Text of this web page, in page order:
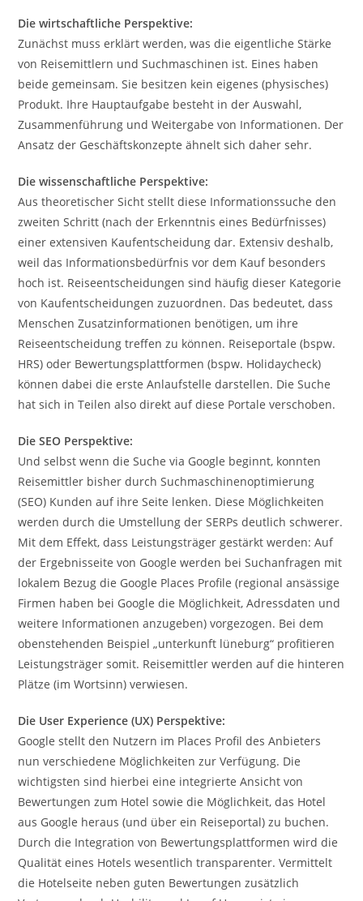
Die wirtschaftliche Perspektive:
Zunächst muss erklärt werden, was die eigentliche Stärke
von Reisemittlern und Suchmaschinen ist. Eines haben
beide gemeinsam. Sie besitzen kein eigenes (physisches)
Produkt. Ihre Hauptaufgabe besteht in der Auswahl,
Zusammenführung und Weitergabe von Informationen. Der
Ansatz der Geschäftskonzepte ähnelt sich daher sehr.
Die wissenschaftliche Perspektive:
Aus theoretischer Sicht stellt diese Informationssuche den
zweiten Schritt (nach der Erkenntnis eines Bedürfnisses)
einer extensiven Kaufentscheidung dar. Extensiv deshalb,
weil das Informationsbedürfnis vor dem Kauf besonders
hoch ist. Reiseentscheidungen sind häufig dieser Kategorie
von Kaufentscheidungen zuzuordnen. Das bedeutet, dass
Menschen Zusatzinformationen benötigen, um ihre
Reiseentscheidung treffen zu können. Reiseportale (bspw.
HRS) oder Bewertungsplattformen (bspw. Holidaycheck)
können dabei die erste Anlaufstelle darstellen. Die Suche
hat sich in Teilen also direkt auf diese Portale verschoben.
Die SEO Perspektive:
Und selbst wenn die Suche via Google beginnt, konnten
Reisemittler bisher durch Suchmaschinenoptimierung
(SEO) Kunden auf ihre Seite lenken. Diese Möglichkeiten
werden durch die Umstellung der SERPs deutlich schwerer.
Mit dem Effekt, dass Leistungsträger gestärkt werden: Auf
der Ergebnisseite von Google werden bei Suchanfragen mit
lokalem Bezug die Google Places Profile (regional ansässige
Firmen haben bei Google die Möglichkeit, Adressdaten und
weitere Informationen anzugeben) vorgezogen. Bei dem
obenstehenden Beispiel „unterkunft lüneburg“ profitieren
Leistungsträger somit. Reisemittler werden auf die hinteren
Plätze (im Wortsinn) verwiesen.
Die User Experience (UX) Perspektive:
Google stellt den Nutzern im Places Profil des Anbieters
nun verschiedene Möglichkeiten zur Verfügung. Die
wichtigsten sind hierbei eine integrierte Ansicht von
Bewertungen zum Hotel sowie die Möglichkeit, das Hotel
aus Google heraus (und über ein Reiseportal) zu buchen.
Durch die Integration von Bewertungsplattformen wird die
Qualität eines Hotels wesentlich transparenter. Vermittelt
die Hotelseite neben guten Bewertungen zusätzlich